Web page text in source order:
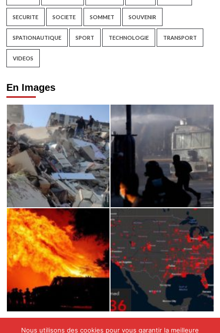
SECURITE SOCIETE SOMMET SOUVENIR
SPATIONAUTIQUE SPORT TECHNOLOGIE TRANSPORT
VIDEOS
En Images
Nous utilisons des cookies pour vous garantir la meilleure